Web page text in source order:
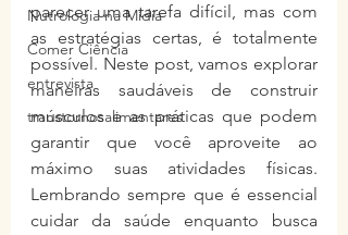
Nutrologia na Mídia
Comer Ciência
entrevista
transtornosalimentares
parecer uma tarefa difícil, mas com
as estratégias certas, é totalmente
possível. Neste post, vamos explorar
maneiras saudáveis de construir
músculos e as práticas que podem
garantir que você aproveite ao
máximo suas atividades físicas.
Lembrando sempre que é essencial
cuidar da saúde enquanto busca